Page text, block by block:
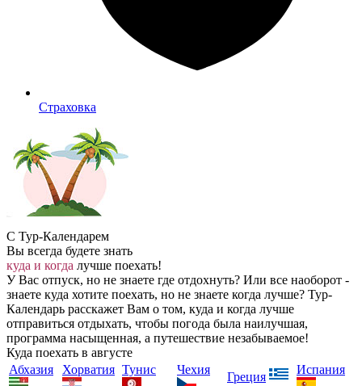
Страховка
С Тур-Календарем
Вы всегда будете знать
куда и когда лучше поехать!
У Вас отпуск, но не знаете где отдохнуть? Или все наоборот -
знаете куда хотите поехать, но не знаете когда лучше? Тур-
Календарь расскажет Вам о том, куда и когда лучше
отправиться отдыхать, чтобы погода была наилучшая,
программа насыщенная, а путешествие незабываемое!
Куда поехать в августе
Абхазия
Хорватия Тунис Чехия
Греция
Испания